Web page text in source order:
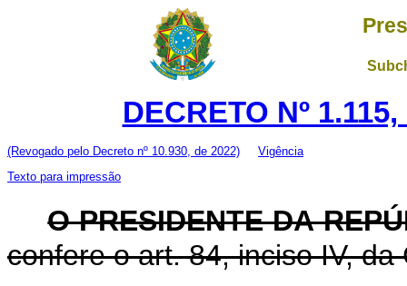
DECRETO Nº
(Revogado pelo Decreto nº 10.930, de 2022)
Vigência
Texto para impressão
O PRESIDENTE DA
confere o art. 84, inciso IV, da